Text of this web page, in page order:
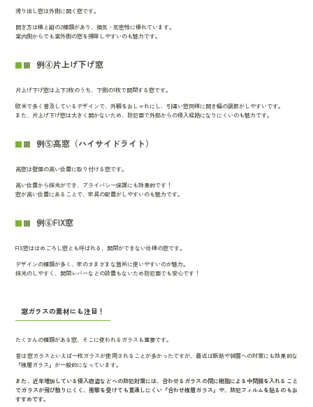
滑り出し窓は外側に開く窓です。
開き方は横と縦の2種類があり、換気・気密性に優れています。
室内側からでも室外側の窓を掃除しやすいのも魅力です。
例④片上げ下げ窓
片上げ下げ窓は上下2枚のうち、下側の1枚で開閉する窓です。
欧米で多く普及しているデザインで、外観をおしゃれにし、引違い窓同様に開き幅の調節がしやすいです。
また、片上げ下げ窓は大きく開かないため、防犯面で外部からの侵入経路になりにくいのも魅力です。
例⑤高窓（ハイサイドライト）
高窓は壁面の高い位置に取り付ける窓です。
高い位置から採光ができ、プライバシー保護にも効果的です！
窓が高い位置にあることで、家具の配置がしやすいのも魅力です。
例⑥FIX窓
FIX窓ははめごろし窓とも呼ばれる、開閉ができない仕様の窓です。
デザインの種類が多く、家のさまざまな箇所に使いやすいのが魅力。
採光のしやすく、開閉レバーなどの設置もないため防犯面でも安心です！
窓ガラスの素材にも注目！
たくさんの種類がある窓、そこに使われるガラスも重要です。
昔は窓ガラスといえば一枚ガラスが使用されることが多かったですが、最近は断熱や結露への対策にも効果的な
『複層ガラス』が一般的になっています。
また、近年増加している侵入窃盗などへの防犯対策には、合わせるガラスの間に樹脂による中間膜を入れること
でガラスが飛び散りにくく、衝撃を受けても貫通しにくい『合わせ複層ガラス』や、防犯フィルムを貼るのもお
すすめです。